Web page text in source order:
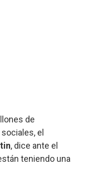
de
el
, dice ante el
teniendo una